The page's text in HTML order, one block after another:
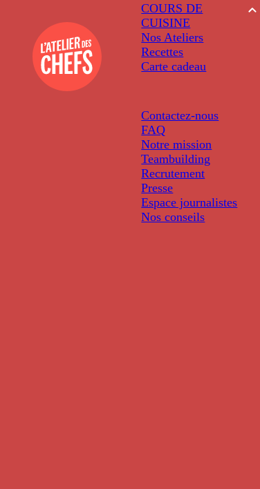
COURS DE
CUISINE
Nos Ateliers
Recettes
Carte cadeau
Contactez-nous
FAQ
Notre mission
Teambuilding
Recrutement
Presse
Espace journalistes
Nos conseils